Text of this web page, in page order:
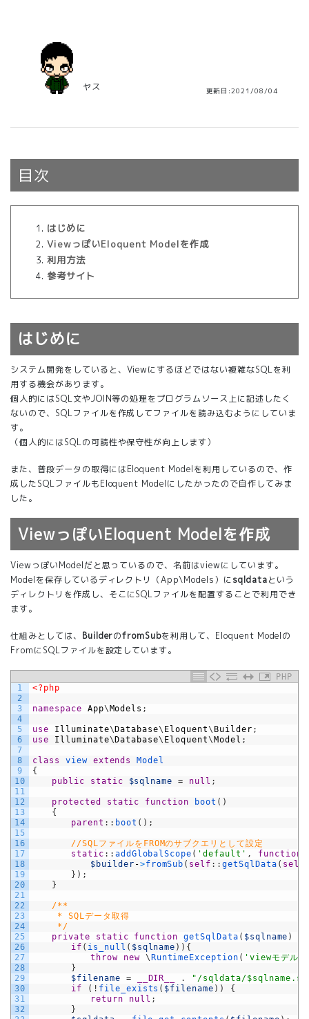
ヤス 更新日:2021/08/04
目次
はじめに
ViewっぽいEloquent Modelを作成
利用方法
参考サイト
はじめに
システム開発をしていると、Viewにするほどではない複雑なSQLを利
用する機会があります。
個人的にはSQL文やJOIN等の処理をプログラムソース上に記述したく
ないので、SQLファイルを作成してファイルを読み込むようにしていま
す。
（個人的にはSQLの可読性や保守性が向上します）
また、普段データの取得にはEloquent Modelを利用しているので、作
成したSQLファイルもEloquent Modelにしたかったので自作してみま
した。
ViewっぽいEloquent Modelを作成
ViewっぽいModelだと思っているので、名前はviewにしています。
Modelを保存しているディレクトリ（App\Models）にsqldataという
ディレクトリを作成し、そこにSQLファイルを配置することで利用でき
ます。
仕組みとしては、 BuilderのfromSubを利用して、Eloquent Modelの
FromにSQLファイルを設定しています。
PHP
1
2
3
4
5
6
7
8
9
10
11
12
13
14
15
16
17
18
19
20
21
22
23
24
25
26
27
28
29
30
31
32
<?php
namespace App\ Models ;
use Illuminate\ Database\ Eloquent\ Builder ;
use
Illuminate\ Database\ Eloquent\ Model ;
class view extends
Model
{
public
static $sqlname = null ;
protected static function boot ( )
{
parent : : boot ( ) ;
//SQLファイルをFROMのサブクエリとして設定
static : : addGlobalScope ( 'default' , function
$builder ->fromSub ( self : :getSqlData ( self
} ) ;
}
/**
	 * SQLデータ取得
	 */
private
static function getSqlData ( $sqlname )
if ( is_null ( $sqlname ) ) {
throw
new \ RuntimeException ( 'viewモデルは
}
$filename
= __DIR__ .
"/sqldata/
if
( ! file_exists ( $filename ) )
{
return
null ;
}